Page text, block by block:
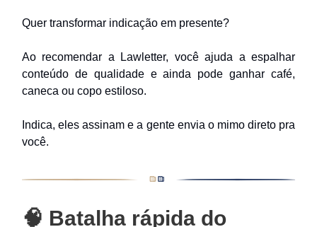
Quer transformar indicação em presente?
Ao recomendar a Lawletter, você ajuda a espalhar
conteúdo de qualidade e ainda pode ganhar café,
caneca ou copo estiloso.
Indica, eles assinam e a gente envia o mimo direto pra
você.
🧠 Batalha rápida do